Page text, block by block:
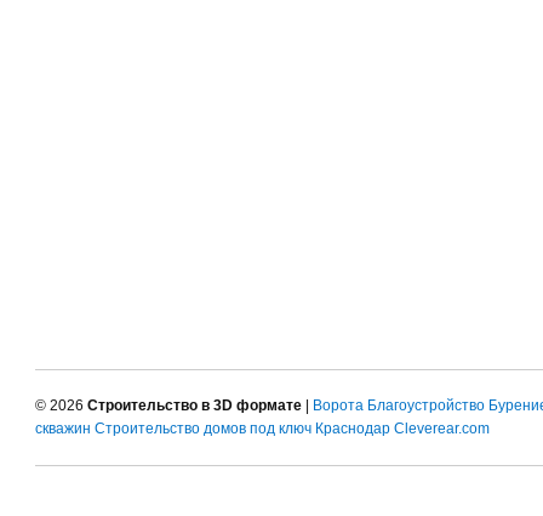
© 2026 Строительство в 3D формате | Ворота Благоустройство
скважин Строительство домов под ключ Краснодар Cleverear.com